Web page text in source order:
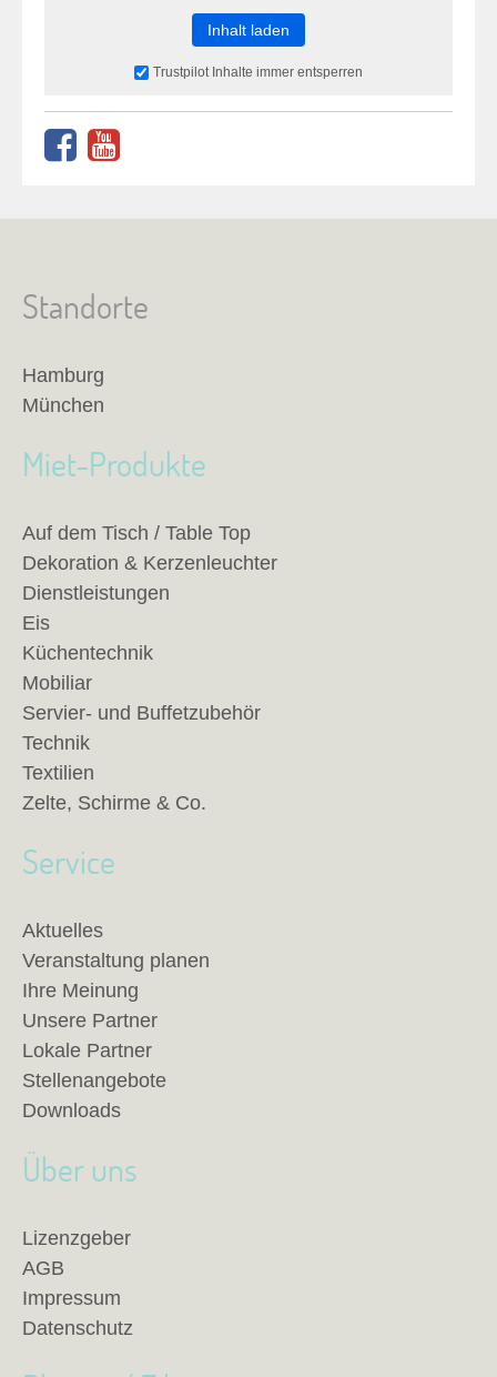
Inhalt laden
Trustpilot Inhalte immer entsperren
Standorte
Hamburg
München
Miet-Produkte
Auf dem Tisch / Table Top
Dekoration & Kerzenleuchter
Dienstleistungen
Eis
Küchentechnik
Mobiliar
Servier- und Buffetzubehör
Technik
Textilien
Zelte, Schirme & Co.
Service
Aktuelles
Veranstaltung planen
Ihre Meinung
Unsere Partner
Lokale Partner
Stellenangebote
Downloads
Über uns
Lizenzgeber
AGB
Impressum
Datenschutz